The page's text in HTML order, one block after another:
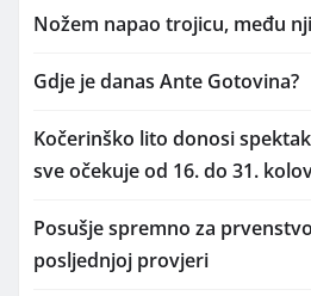
Nožem napao trojicu, među
Gdje je danas Ante Gotovina?
Kočerinško lito donosi
sve očekuje od 16. do 31.
Posušje spremno za
posljednjoj provjeri